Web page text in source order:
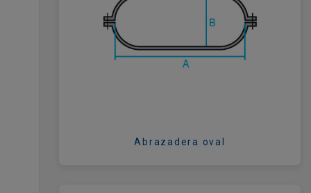
Abrazadera oval